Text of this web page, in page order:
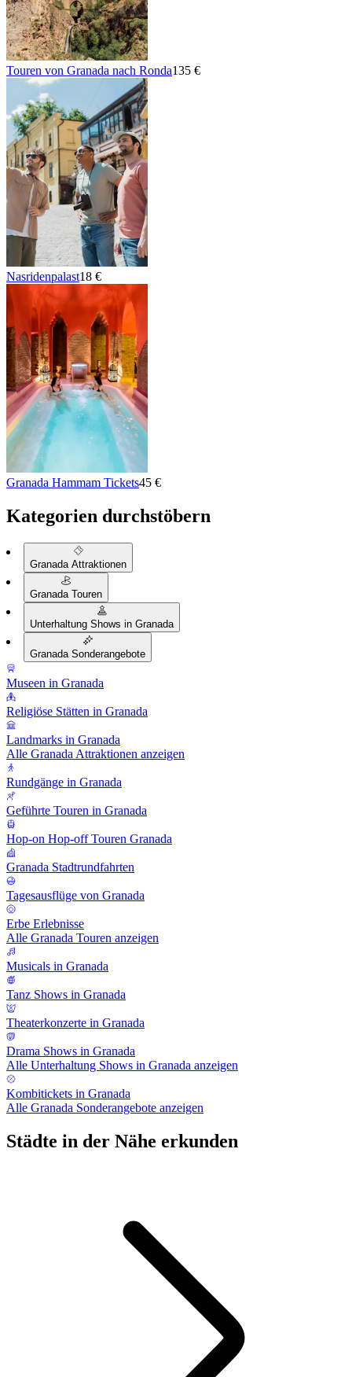
Touren von Granada nach Ronda135 €
Nasridenpalast18 €
Granada Hammam Tickets45 €
Kategorien durchstöbern
Granada Attraktionen
Granada Touren
Unterhaltung Shows in Granada
Granada Sonderangebote
Museen in Granada
Religiöse Stätten in Granada
Landmarks in Granada
Alle Granada Attraktionen anzeigen
Rundgänge in Granada
Geführte Touren in Granada
Hop-on Hop-off Touren Granada
Granada Stadtrundfahrten
Tagesausflüge von Granada
Erbe Erlebnisse
Alle Granada Touren anzeigen
Musicals in Granada
Tanz Shows in Granada
Theaterkonzerte in Granada
Drama Shows in Granada
Alle Unterhaltung Shows in Granada anzeigen
Kombitickets in Granada
Alle Granada Sonderangebote anzeigen
Städte in der Nähe erkunden